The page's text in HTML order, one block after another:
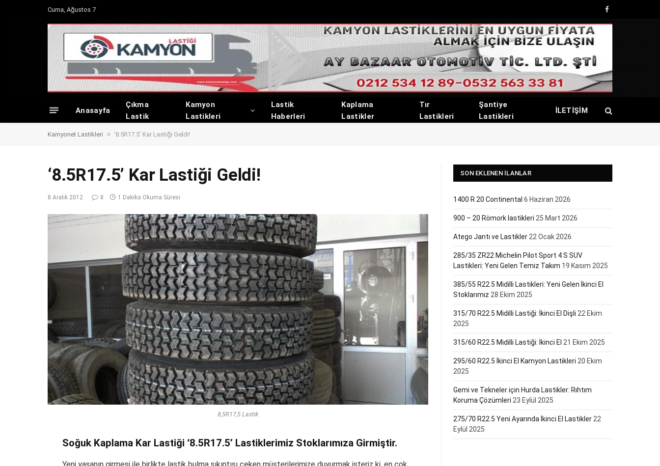
Cuma, Ağustos 7
Facebook
Anasayfa
Çıkma
Lastik
Kamyon
Lastikleri
Lastik
Haberleri
Kaplama
Lastikler
Tır
Lastikleri
Şantiye
Lastikleri
İLETİŞİM
Kamyonet Lastikleri » ‘8.5R17.5’ Kar Lastiği Geldi!
‘8.5R17.5’ Kar Lastiği Geldi!
8 Aralık 2012 8 1 Dakika Okuma Süresi
8,5R17,5 Lastik
Soğuk Kaplama Kar Lastiği ‘8.5R17.5’ Lastiklerimiz Stoklarımıza Girmiştir.
SON EKLENEN İLANLAR
1400 R 20 Continental 6 Haziran 2026
900 – 20 Römork lastikleri 25 Mart 2026
Atego Jantı ve Lastikler 22 Ocak 2026
285/35 ZR22 Michelin Pilot Sport 4 S SUV
Lastikleri: Yeni Gelen Temiz Takım 19 Kasım 2025
385/55 R22.5 Midilli Lastikleri: Yeni Gelen İkinci El
Stoklarımız 28 Ekim 2025
315/70 R22.5 Midilli Lastiği: İkinci El Dişli 22 Ekim
2025
315/60 R22.5 Midilli Lastiği: İkinci El 21 Ekim 2025
295/60 R22.5 İkinci El Kamyon Lastikleri 20 Ekim
2025
Gemi ve Tekneler için Hurda Lastikler: Rıhtım
Koruma Çözümleri 23 Eylül 2025
275/70 R22.5 Yeni Ayarında İkinci El Lastikler 22
Eylül 2025